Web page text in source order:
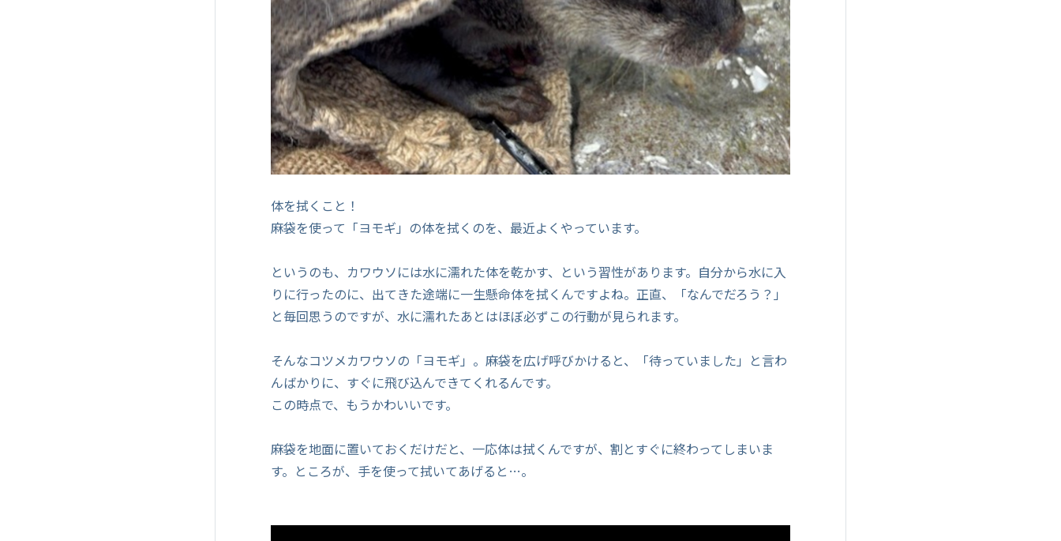
体を拭くこと！
麻袋を使って「ヨモギ」の体を拭くのを、最近よくやっています。
というのも、カワウソには水に濡れた体を乾かす、という習性があります。自分から水に入
りに行ったのに、出てきた途端に一生懸命体を拭くんですよね。正直、「なんでだろう？」
と毎回思うのですが、水に濡れたあとはほぼ必ずこの行動が見られます。
そんなコツメカワウソの「ヨモギ」。麻袋を広げ呼びかけると、「待っていました」と言わ
んばかりに、すぐに飛び込んできてくれるんです。
この時点で、もうかわいいです。
麻袋を地面に置いておくだけだと、一応体は拭くんですが、割とすぐに終わってしまいま
す。ところが、手を使って拭いてあげると…。